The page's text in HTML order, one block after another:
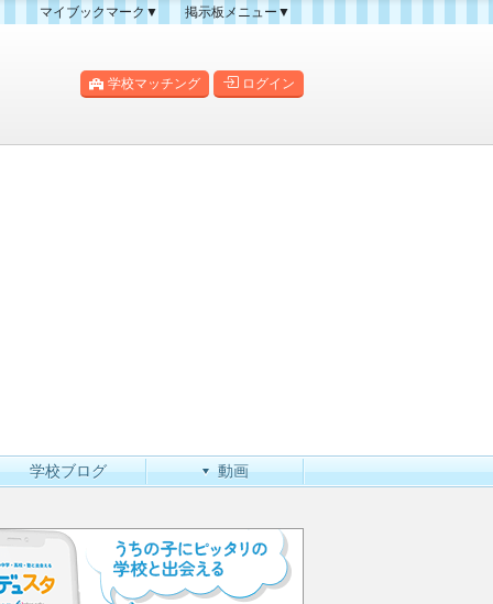
マイブックマーク▼
掲示板メニュー▼
掲示板マップ
学校マッチング ログイン
学校ブログ 動画